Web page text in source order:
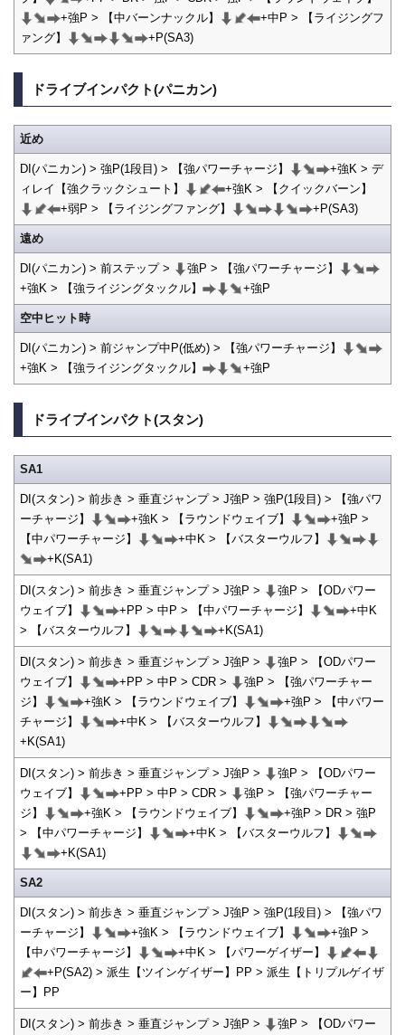
+強P > 【中バーンナックル】
+中P > 【ライジングフ
ァング】
+P(SA3)
ドライブインパクト(パニカン)
近め
DI(パニカン) > 強P(1段目) > 【強パワーチャージ】
+強K > デ
ィレイ【強クラックシュート】
+強K > 【クイックバーン】
+弱P > 【ライジングファング】
+P(SA3)
遠め
DI(パニカン) > 前ステップ >
強P > 【強パワーチャージ】
+強K > 【強ライジングタックル】
+強P
空中ヒット時
DI(パニカン) > 前ジャンプ中P(低め) > 【強パワーチャージ】
+強K > 【強ライジングタックル】
+強P
ドライブインパクト(スタン)
SA1
DI(スタン) > 前歩き > 垂直ジャンプ > J強P > 強P(1段目) > 【強パワ
ーチャージ】
+強K > 【ラウンドウェイブ】
+強P >
【中パワーチャージ】
+中K > 【バスターウルフ】
+K(SA1)
DI(スタン) > 前歩き > 垂直ジャンプ > J強P >
強P > 【ODパワー
ウェイブ】
+PP > 中P > 【中パワーチャージ】
+中K
> 【バスターウルフ】
+K(SA1)
DI(スタン) > 前歩き > 垂直ジャンプ > J強P >
強P > 【ODパワー
ウェイブ】
+PP > 中P > CDR >
強P > 【強パワーチャー
ジ】
+強K > 【ラウンドウェイブ】
+強P > 【中パワー
チャージ】
+中K > 【バスターウルフ】
+K(SA1)
DI(スタン) > 前歩き > 垂直ジャンプ > J強P >
強P > 【ODパワー
ウェイブ】
+PP > 中P > CDR >
強P > 【強パワーチャー
ジ】
+強K > 【ラウンドウェイブ】
+強P > DR > 強P
> 【中パワーチャージ】
+中K > 【バスターウルフ】
+K(SA1)
SA2
DI(スタン) > 前歩き > 垂直ジャンプ > J強P > 強P(1段目) > 【強パワ
ーチャージ】
+強K > 【ラウンドウェイブ】
+強P >
【中パワーチャージ】
+中K > 【パワーゲイザー】
+P(SA2) > 派生【ツインゲイザー】PP > 派生【トリプルゲイザ
ー】PP
DI(スタン) > 前歩き > 垂直ジャンプ > J強P >
強P > 【ODパワー